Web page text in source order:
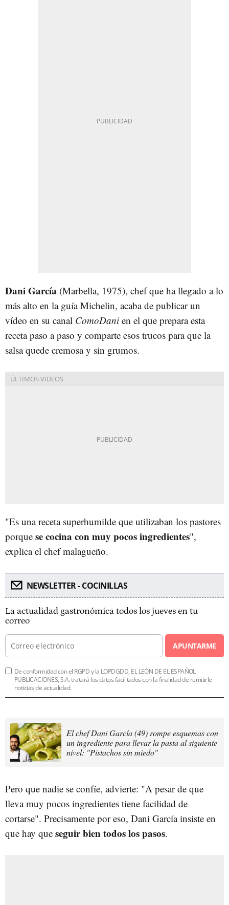
Dani García (Marbella, 1975), chef que ha llegado a lo
más alto en la guía Michelin, acaba de publicar un
vídeo en su canal ComoDani en el que prepara esta
receta paso a paso y comparte esos trucos para que la
salsa quede cremosa y sin grumos.
"Es una receta superhumilde que utilizaban los pastores
porque se cocina con muy pocos ingredientes",
explica el chef malagueño.
NEWSLETTER - COCINILLAS
La actualidad gastronómica todos los jueves en tu
correo
APUNTARME
De conformidad con el RGPD y la LOPDGDD, EL LEÓN DE EL ESPAÑOL
PUBLICACIONES, S.A. tratará los datos facilitados con la finalidad de remitirle
noticias de actualidad.
El chef Dani García (49) rompe esquemas con
un ingrediente para llevar la pasta al siguiente
nivel: "Pistachos sin miedo"
Pero que nadie se confíe, advierte: "A pesar de que
lleva muy pocos ingredientes tiene facilidad de
cortarse". Precisamente por eso, Dani García insiste en
que hay que seguir bien todos los pasos.